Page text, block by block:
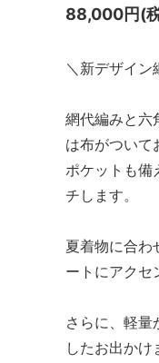
88,000円(
＼新デザイン
網代編みと六
は布がついて
ポケットも備
チします。
夏着物に合わ
ートにアクセ
さらに、軽量
したお出か